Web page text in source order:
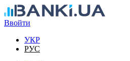
Перейти к основному содержанию
Ввойти
УКР
РУС